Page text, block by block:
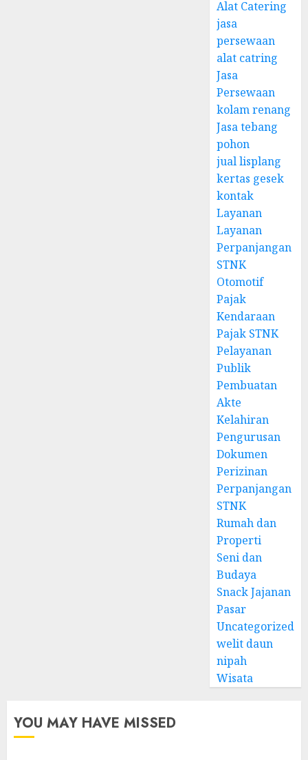
Alat Catering
jasa
persewaan
alat catring
Jasa
Persewaan
kolam renang
Jasa tebang
pohon
jual lisplang
kertas gesek
kontak
Layanan
Layanan
Perpanjangan
STNK
Otomotif
Pajak
Kendaraan
Pajak STNK
Pelayanan
Publik
Pembuatan
Akte
Kelahiran
Pengurusan
Dokumen
Perizinan
Perpanjangan
STNK
Rumah dan
Properti
Seni dan
Budaya
Snack Jajanan
Pasar
Uncategorized
welit daun
nipah
Wisata
YOU MAY HAVE MISSED